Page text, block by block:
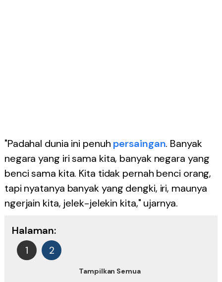
"Padahal dunia ini penuh persaingan. Banyak
negara yang iri sama kita, banyak negara yang
benci sama kita. Kita tidak pernah benci orang,
tapi nyatanya banyak yang dengki, iri, maunya
ngerjain kita, jelek-jelekin kita," ujarnya.
Halaman:
1
2
Tampilkan Semua